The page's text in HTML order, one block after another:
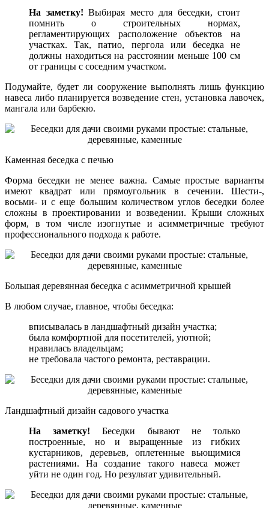
На заметку! Выбирая место для беседки, стоит
помнить о строительных нормах,
регламентирующих расположение объектов на
участках. Так, патио, пергола или беседка не
должны находиться на расстоянии меньше 100 см
от границы с соседним участком.
Подумайте, будет ли сооружение выполнять лишь функцию
навеса либо планируется возведение стен, установка лавочек,
мангала или барбекю.
Каменная беседка с печью
Форма беседки не менее важна. Самые простые варианты
имеют квадрат или прямоугольник в сечении. Шести-,
восьми- и с еще большим количеством углов беседки более
сложны в проектировании и возведении. Крыши сложных
форм, в том числе изогнутые и асимметричные требуют
профессионального подхода к работе.
Большая деревянная беседка с асимметричной крышей
В любом случае, главное, чтобы беседка:
вписывалась в ландшафтный дизайн участка;
была комфортной для посетителей, уютной;
нравилась владельцам;
не требовала частого ремонта, реставрации.
Ландшафтный дизайн садового участка
На заметку! Беседки бывают не только
построенные, но и выращенные из гибких
кустарников, деревьев, оплетенные вьющимися
растениями. На создание такого навеса может
уйти не один год. Но результат удивительный.